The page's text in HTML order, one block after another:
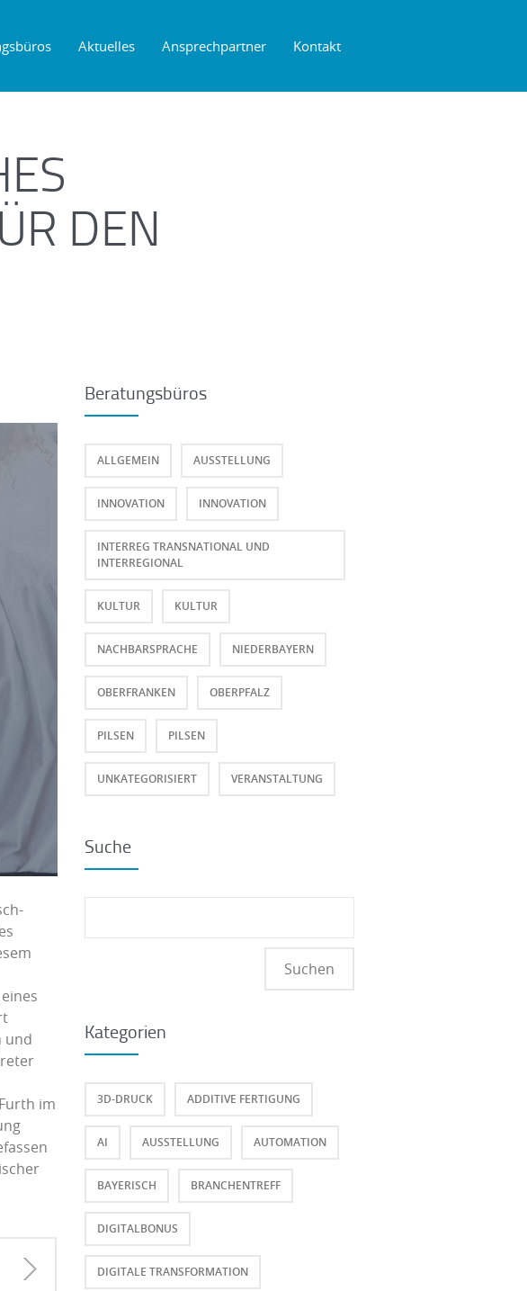
Aktuelles Ansprechpartner Kontakt
DEN
und
im
Beratungsbüros
ALLGEMEIN AUSSTELLUNG
INNOVATION INNOVATION
INTERREG TRANSNATIONAL UND
INTERREGIONAL
KULTUR KULTUR
NACHBARSPRACHE NIEDERBAYERN
OBERFRANKEN OBERPFALZ
PILSEN PILSEN
UNKATEGORISIERT VERANSTALTUNG
Suche
Kategorien
3D-DRUCK ADDITIVE FERTIGUNG
AI AUSSTELLUNG AUTOMATION
BAYERISCH BRANCHENTREFF
DIGITALBONUS
DIGITALE TRANSFORMATION